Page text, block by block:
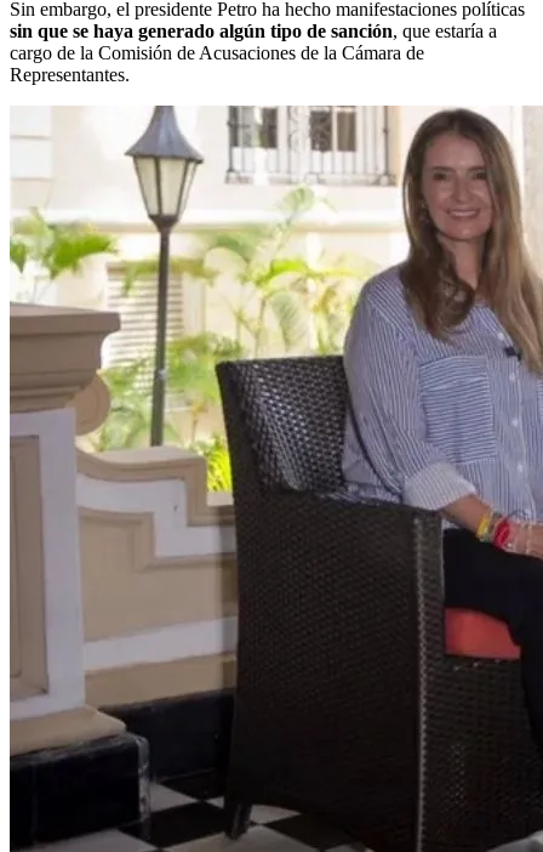
Sin embargo, el presidente Petro ha hecho manifestaciones políticas
sin que se haya generado algún tipo de sanción, que estaría a
cargo de la Comisión de Acusaciones de la Cámara de
Representantes.